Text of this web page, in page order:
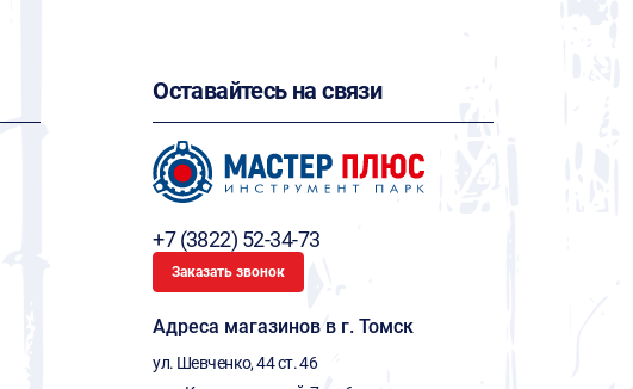
Оставайтесь на связи
+7 (3822) 52-34-73
Заказать звонок
Адреса магазинов в г. Томск
ул. Шевченко, 44 ст. 46